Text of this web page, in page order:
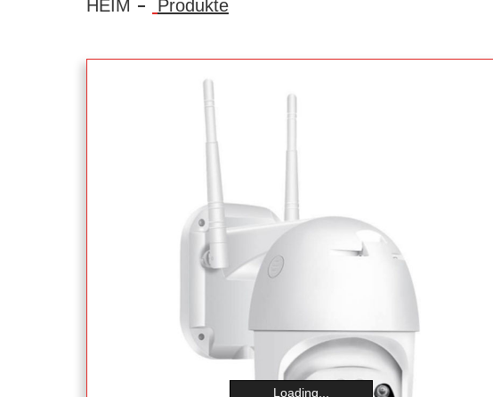
HEIM Produkte
Loading...